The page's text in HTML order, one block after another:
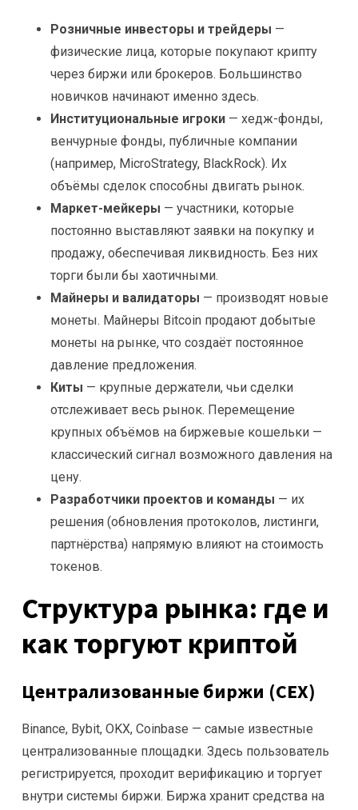
Розничные инвесторы и трейдеры —
физические лица, которые покупают крипту
через биржи или брокеров. Большинство
новичков начинают именно здесь.
Институциональные игроки — хедж-фонды,
венчурные фонды, публичные компании
(например, MicroStrategy, BlackRock). Их
объёмы сделок способны двигать рынок.
Маркет-мейкеры — участники, которые
постоянно выставляют заявки на покупку и
продажу, обеспечивая ликвидность. Без них
торги были бы хаотичными.
Майнеры и валидаторы — производят новые
монеты. Майнеры Bitcoin продают добытые
монеты на рынке, что создаёт постоянное
давление предложения.
Киты — крупные держатели, чьи сделки
отслеживает весь рынок. Перемещение
крупных объёмов на биржевые кошельки —
классический сигнал возможного давления на
цену.
Разработчики проектов и команды — их
решения (обновления протоколов, листинги,
партнёрства) напрямую влияют на стоимость
токенов.
Структура рынка: где и
как торгуют криптой
Централизованные биржи (CEX)
Binance, Bybit, OKX, Coinbase — самые известные
централизованные площадки. Здесь пользователь
регистрируется, проходит верификацию и торгует
внутри системы биржи. Биржа хранит средства на